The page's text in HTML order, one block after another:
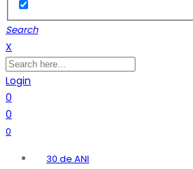
Search
X
Login
0
0
0
30 de ANI